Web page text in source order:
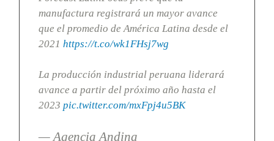
manufactura registrará un mayor avance
que el promedio de América Latina desde el
2021 https://t.co/wk1FHsj7wg
La producción industrial peruana liderará
avance a partir del próximo año hasta el
2023 pic.twitter.com/mxFpj4u5BK
— Agencia Andina